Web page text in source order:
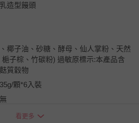
造型饅頭
椰子油、砂糖、酵母、仙人掌粉、天然
子棕、竹碳粉) 過敏原標示:本產品含
質穀物
顆*6入裝
廠商名稱：禾沐生活有限公司
看更多